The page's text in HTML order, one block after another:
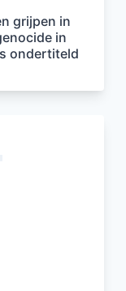
grijpen in
in
ondertiteld